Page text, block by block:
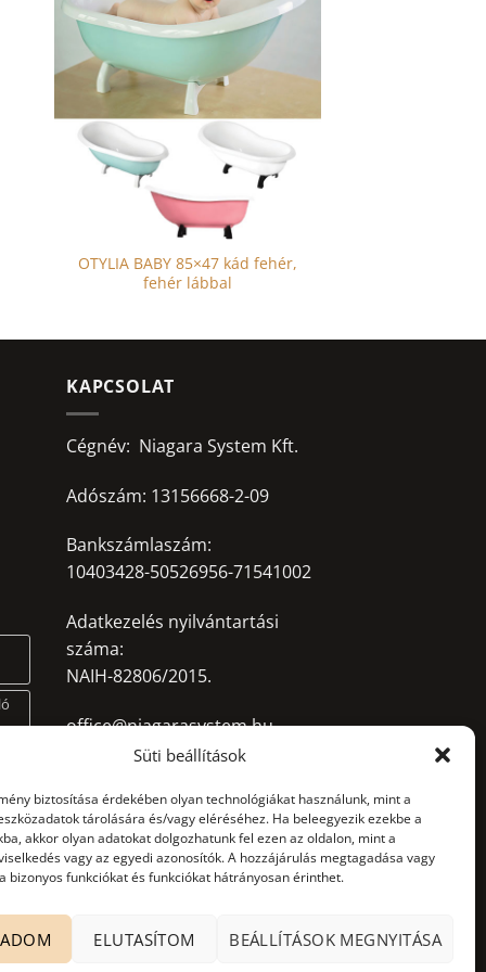
Süti beállítások
biztosítása érdekében olyan technológiákat használunk, mint a
tárolására és/vagy eléréséhez. Ha beleegyezik ezekbe a
akkor olyan adatokat dolgozhatunk fel ezen az oldalon, mint a
vagy az egyedi azonosítók. A hozzájárulás megtagadása vagy
bizonyos funkciókat és funkciókat hátrányosan érinthet.
ELUTASÍTOM BEÁLLÍTÁSOK MEGNYITÁSA
OTYLIA BABY 85×47 kád fehér,
fehér lábbal
KAPCSOLAT
Cégnév: Niagara System Kft.
Adószám: 13156668-2-09
Bankszámlaszám:
10403428-50526956-71541002
Adatkezelés nyilvántartási
száma:
NAIH-82806/2015.
office@niagarasystem.hu
+36 52 535 712
4030 Debrecen, Mikepércsi út
132.